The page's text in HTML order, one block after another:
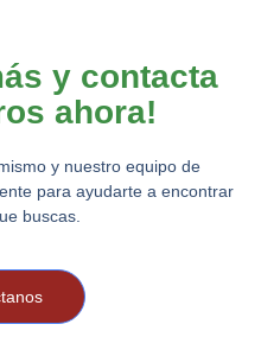
y contacta
ahora!
y nuestro equipo de
para ayudarte a encontrar
buscas.